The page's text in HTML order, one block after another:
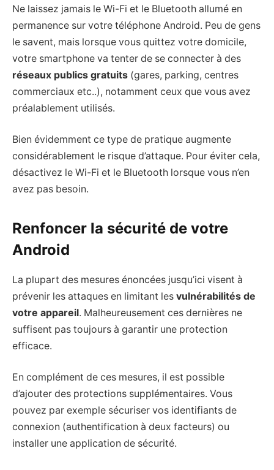
Ne laissez jamais le Wi-Fi et le Bluetooth allumé en
permanence sur votre téléphone Android. Peu de gens
le savent, mais lorsque vous quittez votre domicile,
votre smartphone va tenter de se connecter à des
réseaux publics gratuits (gares, parking, centres
commerciaux etc..), notamment ceux que vous avez
préalablement utilisés.
Bien évidemment ce type de pratique augmente
considérablement le risque d’attaque. Pour éviter cela,
désactivez le Wi-Fi et le Bluetooth lorsque vous n’en
avez pas besoin.
Renfoncer la sécurité de votre
Android
La plupart des mesures énoncées jusqu’ici visent à
prévenir les attaques en limitant les vulnérabilités de
votre appareil. Malheureusement ces dernières ne
suffisent pas toujours à garantir une protection
efficace.
En complément de ces mesures, il est possible
d’ajouter des protections supplémentaires. Vous
pouvez par exemple sécuriser vos identifiants de
connexion (authentification à deux facteurs) ou
installer une application de sécurité.